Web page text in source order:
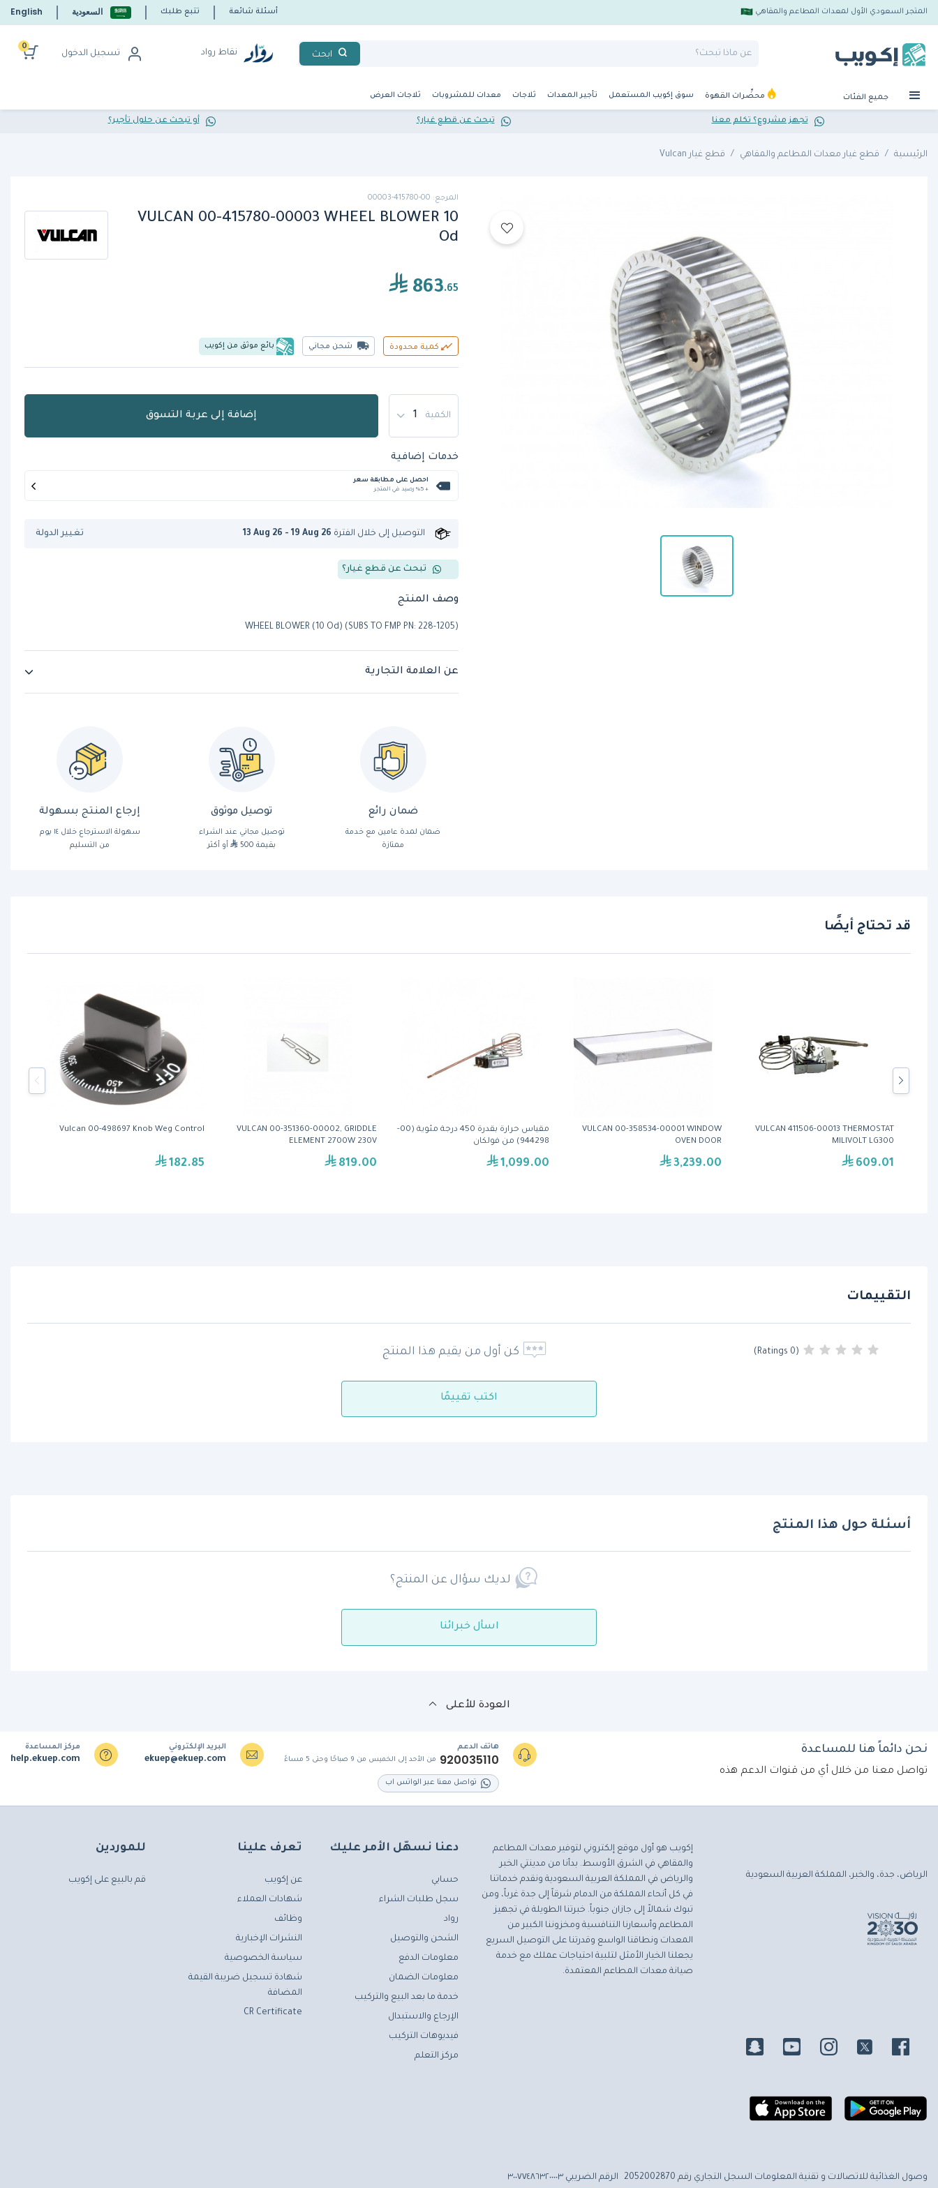
المتجر السعودي الأول لمعدات المطاعم والمقاهي أسئلة شائعة تتبع طلبك السعودية English
ابحث نقاط رواد تسجيل الدخول
0
جميع الفئات محضِّرات القهوة سوق إكويب المستعمل تأجير المعدات ثلاجات معدات للمشروبات ثلاجات العرض
تجهز مشروع؟ تكلم معنا تبحث عن قطع غيار؟ أو تبحث عن حلول تأجير؟
الرئيسية قطع غيار معدات المطاعم والمقاهي قطع غيار Vulcan
المرجع: 00-415780-00003
VULCAN 00-415780-00003 WHEEL BLOWER 10
Od
863.65
كمية محدودة شحن مجاني بائع موثق من إكويب
الكمية إضافة إلى عربة التسوق
خدمات إضافية
احصل على مطابقة سعر
+ %5 رصيد في المتجر
التوصيل إلى خلال الفترة 13 Aug 26 - 19 Aug 26 تغيير الدولة
تبحث عن قطع غيار؟
وصف المنتج
WHEEL BLOWER (10 Od) (SUBS TO FMP PN: 228-1205)
عن العلامة التجارية
ضمان رائع
ضمان لمدة عامين مع خدمة
ممتازة
توصيل موثوق
توصيل مجاني عند الشراء
بقيمة 500
أو أكثر
إرجاع المنتج بسهولة
سهولة الاسترجاع خلال ١٤ يوم
من التسليم
قد تحتاج أيضًا
Vulcan 00-498697 Knob Weg Control
182.85
VULCAN 00-351360-00002, GRIDDLE
ELEMENT 2700W 230V
819.00
مقياس حرارة بقدرة 450 درجة مئوية (00-
944298) من فولكان
1,099.00
VULCAN 00-358534-00001 WINDOW
OVEN DOOR
3,239.00
VULCAN 411506-00013 THERMOSTAT
MILIVOLT LG300
609.01
التقييمات
(0 Ratings) كن أول من يقيم هذا المنتج
اكتب تقييمًا
أسئلة حول هذا المنتج
لديك سؤال عن المنتج؟
اسأل خبرائنا
العودة للأعلى
نحن دائماً هنا للمساعدة
تواصل معنا من خلال أي من قنوات الدعم هذه
هاتف الدعم
920035110 من الأحد إلى الخميس من 9 صباحًا وحتى 5 مساءً
تواصل معنا عبر الواتس اب
البريد الإلكتروني
ekuep@ekuep.com
مركز المساعدة
help.ekuep.com
الرياض، جدة، والخبر، المملكة العربية السعودية
إكويب هو أول موقع إلكتروني لتوفير معدات المطاعم
والمقاهي في الشرق الأوسط. بدأنا من مدينتي الخبر
والرياض في المملكة العربية السعودية ونقدم خدماتنا
في كل أنحاء المملكة من الدمام شرقاً إلى جدة غرباً، ومن
تبوك شمالاً إلى جازان جنوباً. خبرتنا الطويلة في تجهيز
المطاعم وأسعارنا التنافسية ومخزوننا الكبير من
المعدات ونطاقنا الواسع وقدرتنا على التوصيل السريع
يجعلنا الخيار الأمثل لتلبية احتياجات عملك مع خدمة
صيانة معدات المطاعم المعتمدة.
دعنا نسهّل الأمر عليك
حسابي
سجل طلبات الشراء
رواد
الشحن والتوصيل
معلومات الدفع
معلومات الضمان
خدمة ما بعد البيع والتركيب
الإرجاع والاستبدال
فيديوهات التركيب
مركز التعلم
تعرف علينا
عن إكويب
شهادات العملاء
وظائف
النشرات الإخبارية
سياسة الخصوصية
شهادة تسجيل ضريبة القيمة
المضافة
CR Certificate
للموردين
قم بالبيع على إكويب
وصول الغذائية للاتصالات و تقنية المعلومات السجل التجاري رقم 2052002870 الرقم الضريبي ٣٠٠٧٧٤٨٦٣٢٠٠٠٠٣